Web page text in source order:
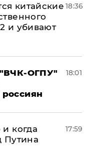
китайские
и убивают
18:36
"ВЧК-ОГПУ"
18:01
когда
Путина
17:59